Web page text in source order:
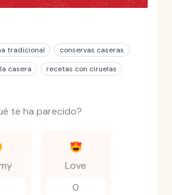
tradicional
conservas caseras
casera
recetas con ciruelas
te ha parecido?
Love
0